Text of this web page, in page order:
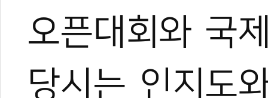
오픈대회와 국
당시는 인지도